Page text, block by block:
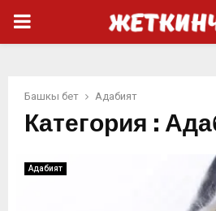
PRIMARY
Башкы бет Адабият
Категория :
Адабият